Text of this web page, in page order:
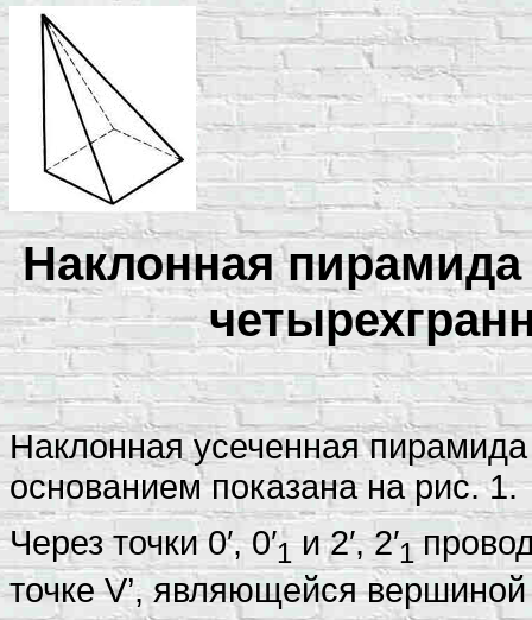
Наклонная пирамида
Наклонная усеченная
основанием показана на рис. 1.
Через точки 0′, 0′1и 2′, 2′1
точке V’, являющейся